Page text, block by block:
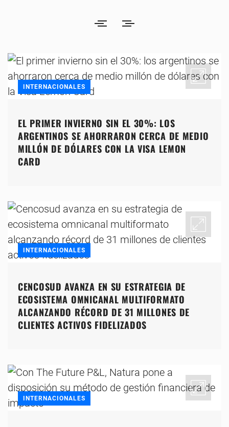
INTERNACIONALES
EL PRIMER INVIERNO SIN EL 30%: LOS
ARGENTINOS SE AHORRARON CERCA DE MEDIO
MILLÓN DE DÓLARES CON LA VISA LEMON
CARD
INTERNACIONALES
CENCOSUD AVANZA EN SU ESTRATEGIA DE
ECOSISTEMA OMNICANAL MULTIFORMATO
ALCANZANDO RÉCORD DE 31 MILLONES DE
CLIENTES ACTIVOS FIDELIZADOS
INTERNACIONALES